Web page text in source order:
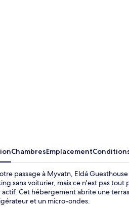
ChambresEmplacement
passage à Myvatn, Eldá
sans voiturier, mais ce n'est pas
actif. Cet hébergement abrite une
et un micro-ondes.